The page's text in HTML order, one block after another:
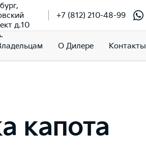
д.10
+7 (812) 210-48-99
О Дилере Контакты
капота